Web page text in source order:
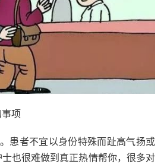
项
患者不宜以身份特殊而趾高气扬或
也很难做到真正热情帮你，很多对